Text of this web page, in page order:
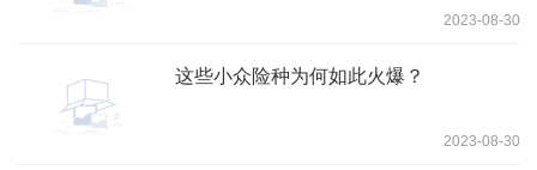
2023-08-30
这些小众险种为何如此火爆？
2023-08-30